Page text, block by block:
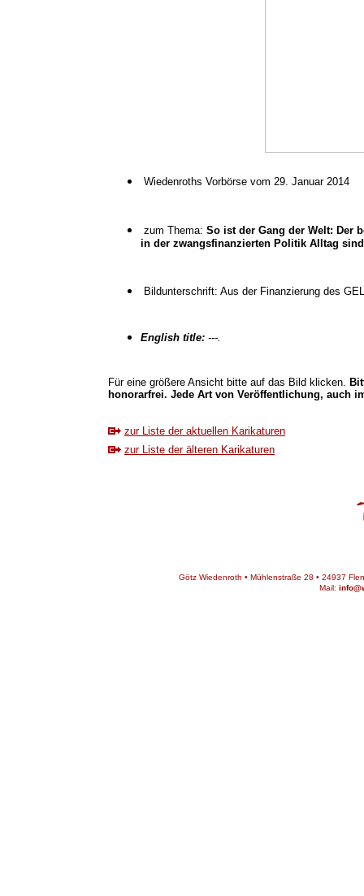
Wiedenroths Vorbörse vom 29. Januar 2014
zum Thema: So ist der Gang der Welt: Der
in der zwangsfinanzierten Politik Alltag
Bildunterschrift: Aus der Finanzierung des
English title: ---.
Für eine größere Ansicht bitte auf das Bild klicken.
honorarfrei. Jede Art von Veröffentlichung, auch
zur Liste der aktuellen Karikaturen
zur Liste der älteren Karikaturen
Götz Wiedenroth • Mühlenstraße 28 • 24937
Mail: